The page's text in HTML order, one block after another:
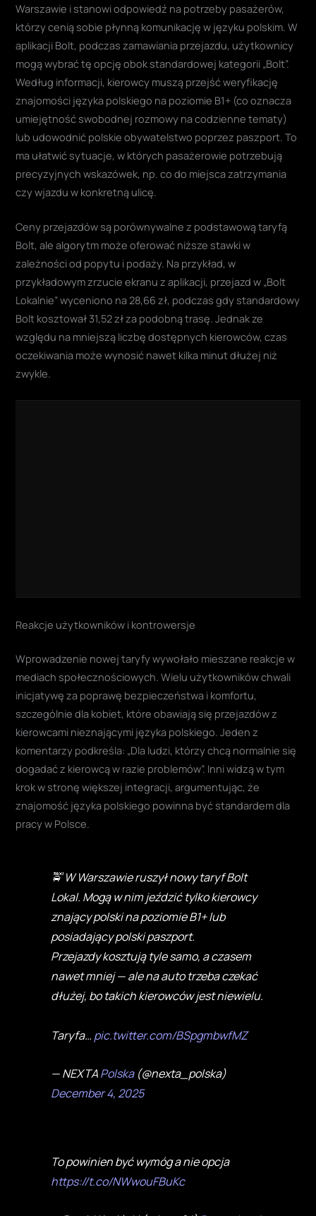
Warszawie i stanowi odpowiedź na potrzeby pasażerów,
którzy cenią sobie płynną komunikację w języku polskim. W
aplikacji Bolt, podczas zamawiania przejazdu, użytkownicy
mogą wybrać tę opcję obok standardowej kategorii „Bolt”.
Według informacji, kierowcy muszą przejść weryfikację
znajomości języka polskiego na poziomie B1+ (co oznacza
umiejętność swobodnej rozmowy na codzienne tematy)
lub udowodnić polskie obywatelstwo poprzez paszport. To
ma ułatwić sytuacje, w których pasażerowie potrzebują
precyzyjnych wskazówek, np. co do miejsca zatrzymania
czy wjazdu w konkretną ulicę.
Ceny przejazdów są porównywalne z podstawową taryfą
Bolt, ale algorytm może oferować niższe stawki w
zależności od popytu i podaży. Na przykład, w
przykładowym zrzucie ekranu z aplikacji, przejazd w „Bolt
Lokalnie” wyceniono na 28,66 zł, podczas gdy standardowy
Bolt kosztował 31,52 zł za podobną trasę. Jednak ze
względu na mniejszą liczbę dostępnych kierowców, czas
oczekiwania może wynosić nawet kilka minut dłużej niż
zwykle.
Reakcje użytkowników i kontrowersje
Wprowadzenie nowej taryfy wywołało mieszane reakcje w
mediach społecznościowych. Wielu użytkowników chwali
inicjatywę za poprawę bezpieczeństwa i komfortu,
szczególnie dla kobiet, które obawiają się przejazdów z
kierowcami nieznającymi języka polskiego. Jeden z
komentarzy podkreśla: „Dla ludzi, którzy chcą normalnie się
dogadać z kierowcą w razie problemów”. Inni widzą w tym
krok w stronę większej integracji, argumentując, że
znajomość języka polskiego powinna być standardem dla
pracy w Polsce.
🚖 W Warszawie ruszył nowy taryf Bolt
Lokal. Mogą w nim jeździć tylko kierowcy
znający polski na poziomie B1+ lub
posiadający polski paszport.
Przejazdy kosztują tyle samo, a czasem
nawet mniej — ale na auto trzeba czekać
dłużej, bo takich kierowców jest niewielu.
Taryfa… pic.twitter.com/BSpgmbwfMZ
— NEXTAPolska(@nexta_polska)
December 4, 2025
To powinien być wymóg a nie opcja
https://t.co/NWwouFBuKc